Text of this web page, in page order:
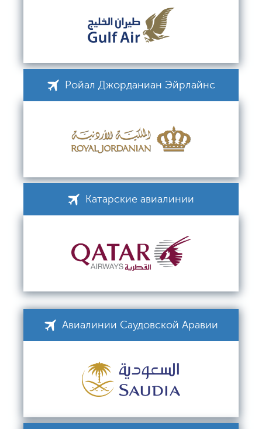
Ройал Джорданиан Эйрлайнс
Катарские авиалинии
Авиалинии Саудовской Аравии